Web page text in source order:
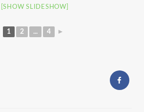
[SHOW SLIDESHOW]
1 2 ... 4 ►